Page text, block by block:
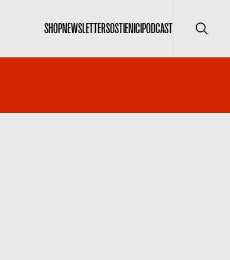
SHOPNEWSLETTERSOSTIENICIPODCAST Cerca